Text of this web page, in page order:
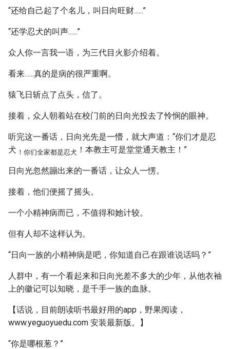
“还给自己起了个名儿，叫日向旺财......”
“还学忍犬的叫声......”
众人你一言我一语，为三代目火影介绍着。
看来......真的是病的很严重啊。
猿飞日斩点了点头，信了。
接着，众人朝着站在校门前的日向光投去了怜悯的眼神。
听完这一番话，日向光先是一懵，就大声道：“你们才是忍
犬 ！你们全家都是忍犬 ！本教主可是堂堂通天教主！”
日向光忽然蹦出来的一番话，让众人一愣。
接着，他们便摇了摇头。
一个小精神病而已，不值得和她计较。
但有人却不这样认为。
“日向一族的小精神病是吧，你知道自己在跟谁说话吗？”
人群中，有一个看起来和日向光差不多大的少年，从他衣袖
上的徽记可以知晓，是千手一族的血脉。
【话说，目前朗读听书最好用的app，野果阅读，
www.yeguoyuedu.com 安装最新版。】
“你是哪根葱？”